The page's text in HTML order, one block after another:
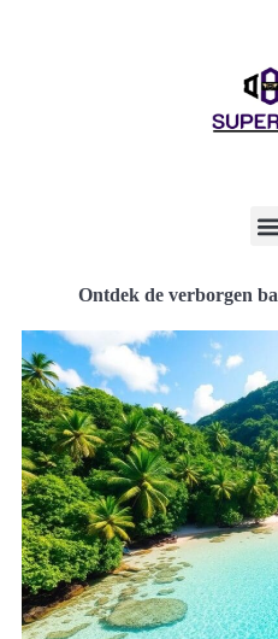
Ontdek de verborgen